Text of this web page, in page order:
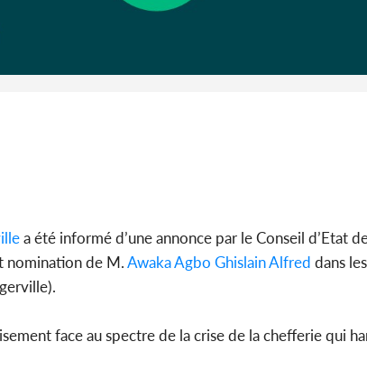
a été informé d’une annonce par le Conseil d’Etat
de M.Awaka Agbo Ghislain Alfred dans
face au spectre de la crise de la chefferie qui